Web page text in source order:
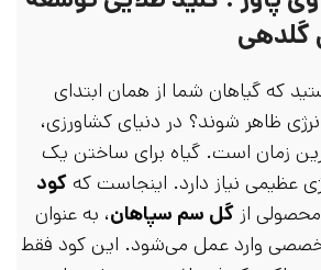
گلدهی
که گیاهان شما از همان ابتدای
ظاهر شوند؟ در دنیای کشاورزی،
زمان است. گیاه برای ساختن یک
عظیمی نیاز دارد. اینجاست که کود
از گل سم سپاهان، به عنوان
وارد عمل می‌شود. این کود فقط